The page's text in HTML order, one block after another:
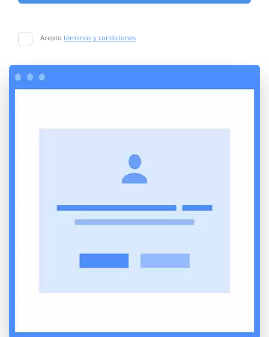
Acepto términos y condiciones